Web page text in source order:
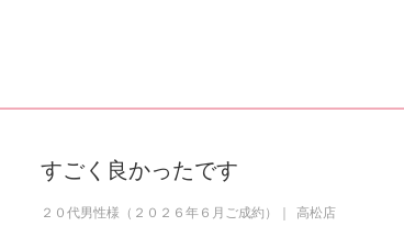
すごく良かったです
２０代男性様（２０２６年６月ご成約） 高松店